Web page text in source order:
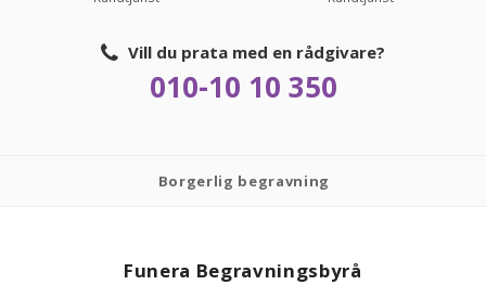
Vill du prata med en rådgivare?
010-10 10 350
Borgerlig begravning
Funera Begravningsbyrå